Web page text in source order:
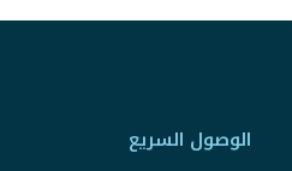
الوصول السريع